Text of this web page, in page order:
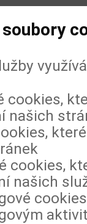
cookies,
našich
cookies,
našich